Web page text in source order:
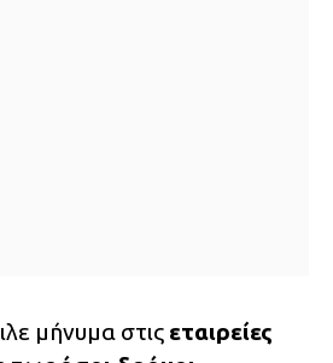
μήνυμα στις εταιρείες